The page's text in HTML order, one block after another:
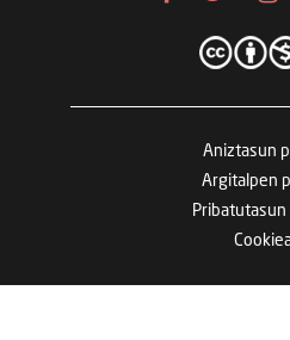
Aniztasun
Argitalpen